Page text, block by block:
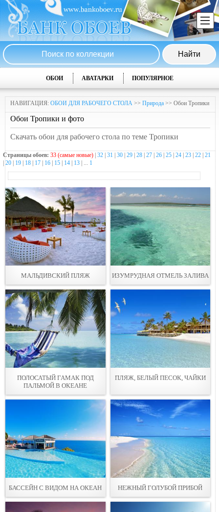
ОБОИ АВАТАРКИ ПОПУЛЯРНОЕ
НАВИГАЦИЯ: ОБОИ ДЛЯ РАБОЧЕГО СТОЛА >> Природа >> Обои Тропики
Обои Тропики и фото
Скачать обои для рабочего стола по теме Тропики
Страницы обоев: 33 (самые новые) 32 31 30 29 28 27 26 25 24 23 22 21
|20 19 18 17 16 15 14 13 | ... 1
МАЛЬДИВСКИЙ ПЛЯЖ ИЗУМРУДНАЯ ОТМЕЛЬ ЗАЛИВА
ПОЛОСАТЫЙ ГАМАК ПОД
ПАЛЬМОЙ В ОКЕАНЕ
ПЛЯЖ, БЕЛЫЙ ПЕСОК, ЧАЙКИ
БАССЕЙН С ВИДОМ НА ОКЕАН НЕЖНЫЙ ГОЛУБОЙ ПРИБОЙ